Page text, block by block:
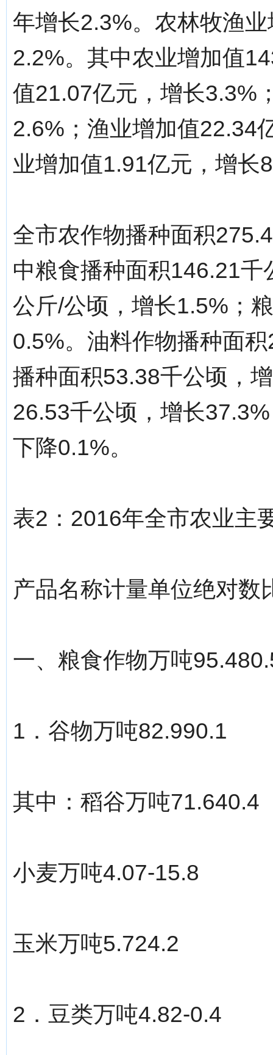
年增长2.3%。农林牧渔
2.2%。其中农业增加值
值21.07亿元，增长3.3%
2.6%；渔业增加值22.34
业增加值1.91亿元，增长
全市农作物播种面积
中粮食播种面积146.21
公斤/公顷，增长1.5%；
0.5%。油料作物播种面
播种面积53.38千公顷，
26.53千公顷，增长
下降0.1%。
表2：2016年全市农业主
产品名称计量单位绝对数
一、粮食作物万吨
1．谷物万吨82.990.1
其中：稻谷万吨71.640.4
小麦万吨4.07-15.8
玉米万吨5.724.2
2．豆类万吨4.82-0.4